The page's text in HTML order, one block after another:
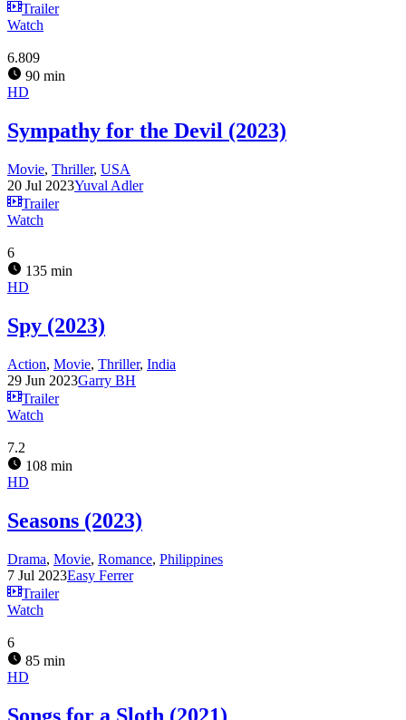
Trailer
Watch
6.809
90 min
HD
Sympathy for the Devil (2023)
Movie, Thriller, USA
20 Jul 2023Yuval Adler
Trailer
Watch
6
135 min
HD
Spy (2023)
Action, Movie, Thriller, India
29 Jun 2023Garry BH
Trailer
Watch
7.2
108 min
HD
Seasons (2023)
Drama, Movie, Romance, Philippines
7 Jul 2023Easy Ferrer
Trailer
Watch
6
85 min
HD
Songs for a Sloth (2021)